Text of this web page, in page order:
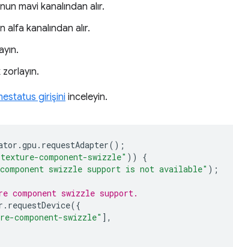
mavi kanalından alır.
kanalından alır.
girişini inceleyin.
.gpu . requestAdapter();
component-swizzle" ))
{
swizzle support is not available" );
swizzle support.
. requestDevice({
component-swizzle" ],